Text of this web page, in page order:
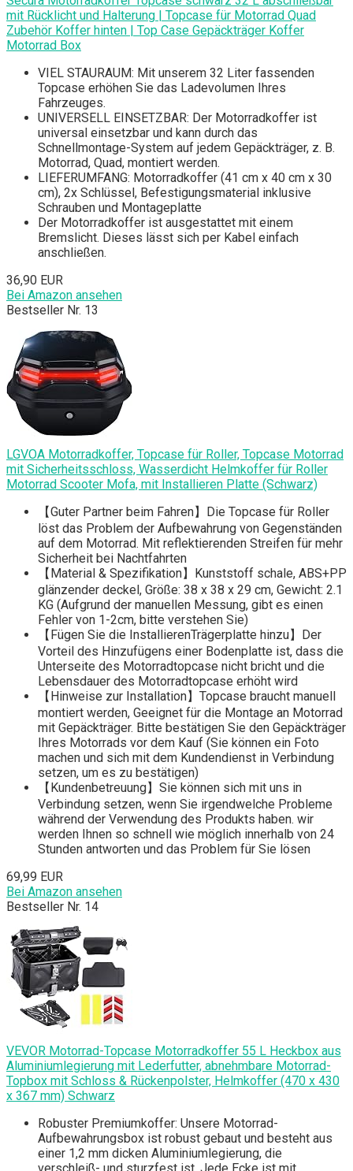
mit Rücklicht und Halterung | Topcase für Motorrad Quad
Zubehör Koffer hinten | Top Case Gepäckträger Koffer
Motorrad Box
VIEL STAURAUM: Mit unserem 32 Liter fassenden
Topcase erhöhen Sie das Ladevolumen Ihres
Fahrzeuges.
UNIVERSELL EINSETZBAR: Der Motorradkoffer ist
universal einsetzbar und kann durch das
Schnellmontage-System auf jedem Gepäckträger, z. B.
Motorrad, Quad, montiert werden.
LIEFERUMFANG: Motorradkoffer (41 cm x 40 cm x 30
cm), 2x Schlüssel, Befestigungsmaterial inklusive
Schrauben und Montageplatte
Der Motorradkoffer ist ausgestattet mit einem
Bremslicht. Dieses lässt sich per Kabel einfach
anschließen.
36,90 EUR
Bei Amazon ansehen
Bestseller Nr. 13
LGVOA Motorradkoffer, Topcase für Roller, Topcase Motorrad
mit Sicherheitsschloss, Wasserdicht Helmkoffer für Roller
Motorrad Scooter Mofa, mit Installieren Platte (Schwarz)
【Guter Partner beim Fahren】Die Topcase für Roller
löst das Problem der Aufbewahrung von Gegenständen
auf dem Motorrad. Mit reflektierenden Streifen für mehr
Sicherheit bei Nachtfahrten
【Material & Spezifikation】Kunststoff schale, ABS+PP
glänzender deckel, Größe: 38 x 38 x 29 cm, Gewicht: 2.1
KG (Aufgrund der manuellen Messung, gibt es einen
Fehler von 1-2cm, bitte verstehen Sie)
【Fügen Sie die InstallierenTrägerplatte hinzu】Der
Vorteil des Hinzufügens einer Bodenplatte ist, dass die
Unterseite des Motorradtopcase nicht bricht und die
Lebensdauer des Motorradtopcase erhöht wird
【Hinweise zur Installation】Topcase braucht manuell
montiert werden, Geeignet für die Montage an Motorrad
mit Gepäckträger. Bitte bestätigen Sie den Gepäckträger
Ihres Motorrads vor dem Kauf (Sie können ein Foto
machen und sich mit dem Kundendienst in Verbindung
setzen, um es zu bestätigen)
【Kundenbetreuung】Sie können sich mit uns in
Verbindung setzen, wenn Sie irgendwelche Probleme
während der Verwendung des Produkts haben. wir
werden Ihnen so schnell wie möglich innerhalb von 24
Stunden antworten und das Problem für Sie lösen
69,99 EUR
Bei Amazon ansehen
Bestseller Nr. 14
VEVOR Motorrad-Topcase Motorradkoffer 55 L Heckbox aus
Aluminiumlegierung mit Lederfutter, abnehmbare Motorrad-
Topbox mit Schloss & Rückenpolster, Helmkoffer (470 x 430
x 367 mm) Schwarz
Robuster Premiumkoffer: Unsere Motorrad-
Aufbewahrungsbox ist robust gebaut und besteht aus
einer 1,2 mm dicken Aluminiumlegierung, die